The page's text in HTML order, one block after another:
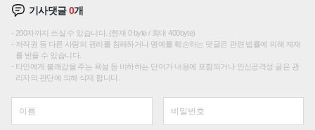
기사댓글0개
200자까지 쓰실 수 있습니다. (현재 0 byte / 최대 400byte)
저작권 등 다른 사람의 권리를 침해하거나 명예를 훼손하는 댓글은 관련 법률에 의해 제재
를 받을 수 있습니다.
타인에게 불쾌감을 주는 욕설 등 비하하는 단어가 내용에 포함되거나 인신공격성 글은 관
리자의 판단에 의해 삭제 합니다.